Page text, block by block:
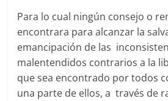
Para lo cual ningún consejo o
encontrara para alcanzar la
emancipación de las
malentendidos contrarios a la
que sea encontrado por todos
una parte de ellos, a través de